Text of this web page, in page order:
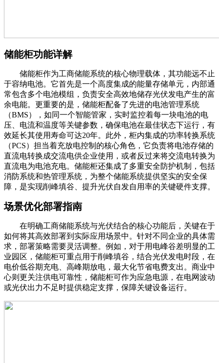
储能柜功能详解
储能柜作为工商储能系统的核心物理载体，其功能远不止
于容纳电池。它首先是一个高度集成的能量存储单元，内部通
常包含多个电池模组，负责安全高效地储存光伏发电产生的富
余电能。更重要的是，储能柜配备了先进的电池管理系统
（BMS），如同一个智能管家，实时监控着每一块电池的电
压、电流和温度等关键参数，确保电池在最佳状态下运行，有
效延长其使用寿命可达20年。此外，柜内集成的功率转换系统
（PCS）担当着充放电控制的核心角色，它负责将电池存储的
直流电转换成交流电供企业使用，或者反过来将交流电转换为
直流电为电池充电。储能柜还集成了多重安全防护机制，包括
消防系统和热管理系统，为整个储能系统提供坚实的安全保
障，是实现削峰填谷、提升光伏自发自用率的关键硬件支撑。
场景优化部署指南
在明确工商储能系统与光伏结合的核心功能后，关键在于
如何将其高效部署到实际应用场景中。针对不同企业的具体需
求，部署策略需要灵活调整。例如，对于用电峰谷差明显的工
业园区，储能柜可重点用于削峰填谷，结合光伏发电时段，在
电价低谷期充电、高峰期放电，最大化节省电费支出。商业中
心则更关注供电可靠性，储能柜可作为应急电源，在电网波动
或光伏出力不足时提供稳定支撑，保障关键设备运行。